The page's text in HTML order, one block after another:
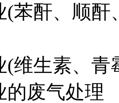
(苯酐、顺
(维生素、青
的废气处理